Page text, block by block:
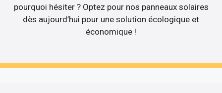
pourquoi hésiter ? Optez pour nos panneaux solaires
dès aujourd’hui pour une solution écologique et
économique !